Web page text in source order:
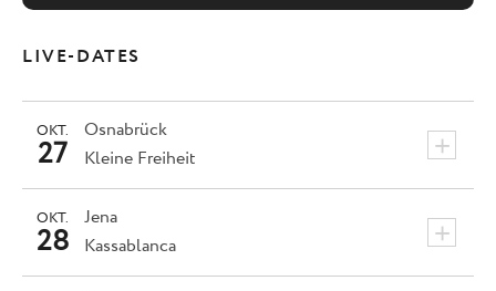
LIVE-DATES
Osnabrück +
OKT.
27 Kleine Freiheit
Jena +
OKT.
28 Kassablanca